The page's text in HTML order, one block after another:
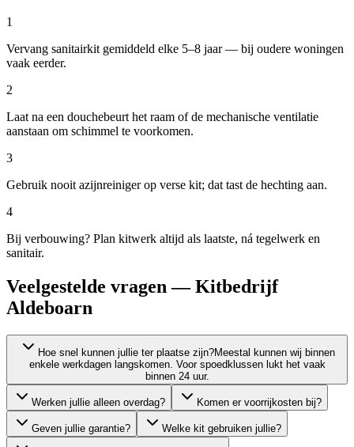
1
Vervang sanitairkit gemiddeld elke 5–8 jaar — bij oudere woningen
vaak eerder.
2
Laat na een douchebeurt het raam of de mechanische ventilatie
aanstaan om schimmel te voorkomen.
3
Gebruik nooit azijnreiniger op verse kit; dat tast de hechting aan.
4
Bij verbouwing? Plan kitwerk altijd als laatste, ná tegelwerk en
sanitair.
Veelgestelde vragen — Kitbedrijf
Aldeboarn
Hoe snel kunnen jullie ter plaatse zijn?Meestal kunnen wij binnen
enkele werkdagen langskomen. Voor spoedklussen lukt het vaak
binnen 24 uur.
Werken jullie alleen overdag? Komen er voorrijkosten bij?
Geven jullie garantie? Welke kit gebruiken jullie?